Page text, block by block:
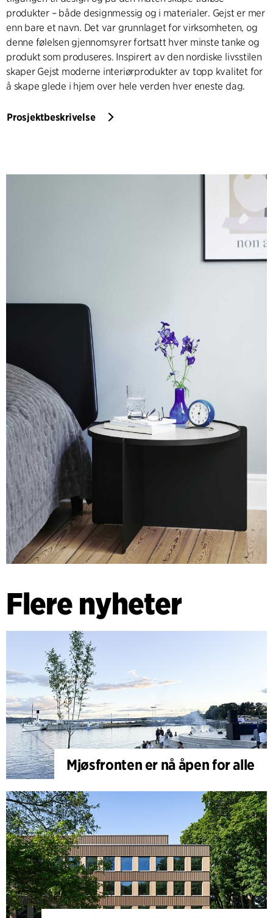
produkter – både designmessig og i materialer. Gejst er mer
enn bare et navn. Det var grunnlaget for virksomheten, og
denne følelsen gjennomsyrer fortsatt hver minste tanke og
produkt som produseres. Inspirert av den nordiske livsstilen
skaper Gejst moderne interiørprodukter av topp kvalitet for
å skape glede i hjem over hele verden hver eneste dag.
Prosjektbeskrivelse
Flere nyheter
Mjøsfronten er nå åpen for alle